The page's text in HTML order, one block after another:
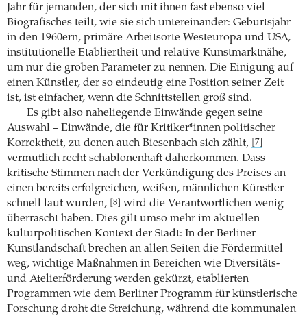
Jahr für jemanden, der sich mit ihnen fast ebenso viel
Biografisches teilt, wie sie sich untereinander: Geburtsjahr
in den 1960ern, primäre Arbeitsorte Westeuropa und USA,
institutionelle Etabliertheit und relative Kunstmarktnähe,
um nur die groben Parameter zu nennen. Die Einigung auf
einen Künstler, der so eindeutig eine Position seiner Zeit
ist, ist einfacher, wenn die Schnittstellen groß sind.
Es gibt also naheliegende Einwände gegen seine
Auswahl – Einwände, die für Kritiker*innen politischer
Korrektheit, zu denen auch Biesenbach sich zählt,
[7]
vermutlich recht schablonenhaft daherkommen. Dass
kritische Stimmen nach der Verkündigung des Preises an
einen bereits erfolgreichen, weißen, männlichen Künstler
schnell laut wurden,
[8]
wird die Verantwortlichen wenig
überrascht haben. Dies gilt umso mehr im aktuellen
kulturpolitischen Kontext der Stadt: In der Berliner
Kunstlandschaft brechen an allen Seiten die Fördermittel
weg, wichtige Maßnahmen in Bereichen wie Diversitäts-
und Atelierförderung werden gekürzt, etablierten
Programmen wie dem Berliner Programm für künstlerische
Forschung droht die Streichung, während die kommunalen